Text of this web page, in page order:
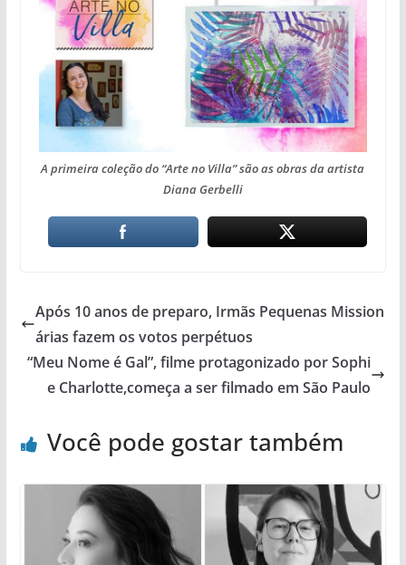
A primeira coleção do “Arte no Villa” são as obras da artista
Diana Gerbelli
Após 10 anos de preparo, Irmãs Pequenas Mission
árias fazem os votos perpétuos
“Meu Nome é Gal”, filme protagonizado por Sophi
e Charlotte,começa a ser filmado em São Paulo
Você pode gostar também